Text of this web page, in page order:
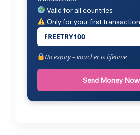
Valid for all countries
Only for your first transaction
FREETRY100
No expiry – voucher is lifetime
Send Money Now